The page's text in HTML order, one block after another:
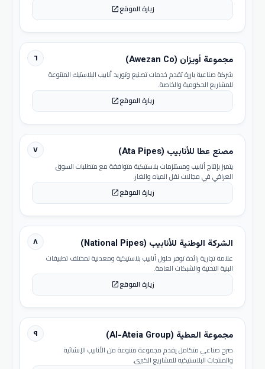
زيارة الموقعopen_in_new
٦ مجموعة أويزان (Awezan Co)
شركة صناعية بارزة تقدم خدمات تصنيع وتوريد أنابيب البلاستيك المتنوعة
للمشاريع الحكومية والخاصة.
زيارة الموقعopen_in_new
٧ مصنع عطا للأنابيب (Ata Pipes)
يتميز بإنتاج أنابيب ومستلزمات بلاستيكية متوافقة مع متطلبات السوق
العراقي في مجالات نقل المياه والغاز.
زيارة الموقعopen_in_new
٨ الشركة الوطنية للأنابيب (National Pipes)
علامة تجارية رائدة توفر حلول أنابيب بلاستيكية ومعدنية لمختلف تطبيقات
البنية التحتية والشبكات العامة.
زيارة الموقعopen_in_new
٩ مجموعة العطية (Al-Ateia Group)
صرح صناعي متكامل يقدم مجموعة متنوعة من الأنابيب الإنشائية
والمنتجات البلاستيكية للمشاريع الكبرى.